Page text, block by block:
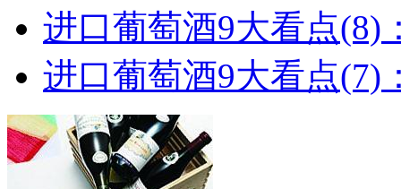
进口葡萄酒9大看点(8)
进口葡萄酒9大看点(7)